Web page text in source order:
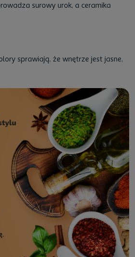
surowy urok, a ceramika
sprawiają, że wnętrze jest jasne,